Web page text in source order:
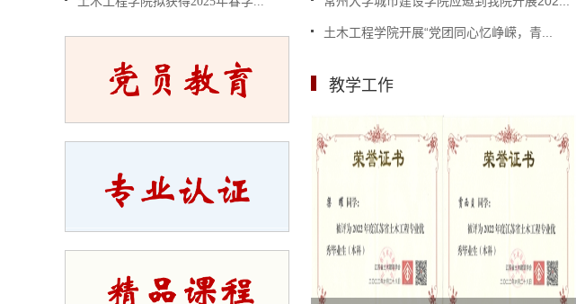
土木工程学院开展“党团同心忆峥嵘，青...
教学工作